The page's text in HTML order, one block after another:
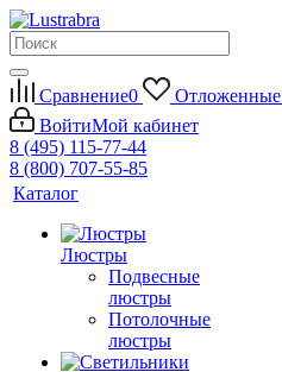
Сравнение0 Отложенные
ВойтиМой кабинет
8 (495) 115-77-44
8 (800) 707-55-85
Каталог
Люстры
Подвесные
люстры
Потолочные
люстры